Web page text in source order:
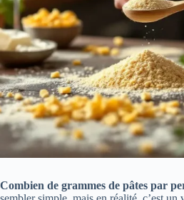
Combien de grammes de pâtes par